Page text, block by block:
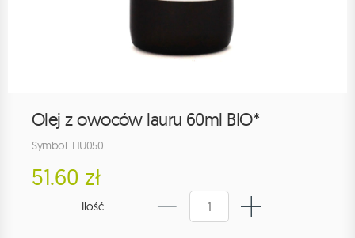
Olej z owoców lauru 60ml BIO*
Symbol: HU050
51.60 zł
Ilość: